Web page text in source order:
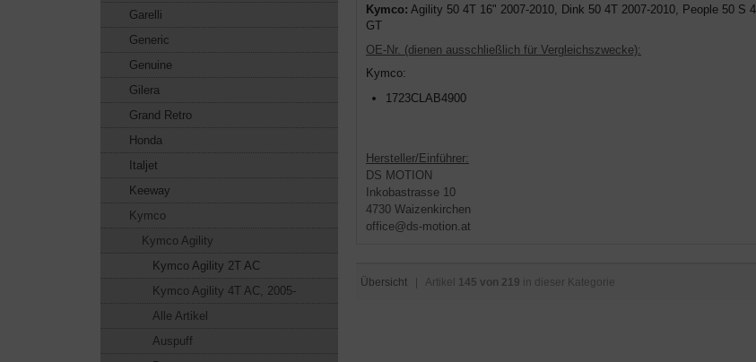
Kymco: Agility 50 4T 16" 2007-2010, Dink 50 4T 2007-2010, People 50 S
GT
OE-Nr. (dienen ausschließlich für Vergleichszwecke):
Kymco:
1723CLAB4900
Hersteller/Einführer:
DS MOTION
Inkobastrasse 10
4730 Waizenkirchen
office@ds-motion.at
Übersicht | Artikel 145 von 219 in dieser Kategorie
Garelli
Generic
Genuine
Gilera
Grand Retro
Honda
Italjet
Keeway
Kymco
Kymco Agility
Kymco Agility 2T AC
Kymco Agility 4T AC, 2005-
Alle Artikel
Auspuff